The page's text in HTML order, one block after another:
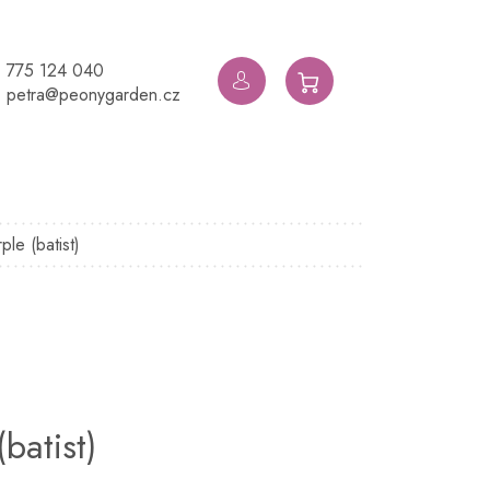
775 124 040
petra@peonygarden.cz
(batist)